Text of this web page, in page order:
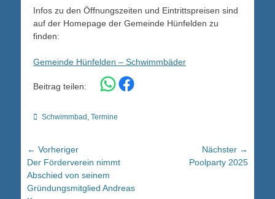
Infos zu den Öffnungszeiten und Eintrittspreisen sind
auf der Homepage der Gemeinde Hünfelden zu
finden:
Gemeinde Hünfelden – Schwimmbäder
Beitrag teilen: Share on WhatsApp
Share on Facebook
Kategorien
Schwimmbad Termine
Beitragsnavigation
← Vorheriger
Vorheriger
Beitrag:
Der Förderverein nimmt
Abschied von seinem
Gründungsmitglied Andreas
Nächster →
Poolparty 2025